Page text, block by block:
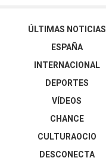
ÚLTIMAS NOTICIAS
ESPAÑA
INTERNACIONAL
DEPORTES
VÍDEOS
CHANCE
CULTURAOCIO
DESCONECTA